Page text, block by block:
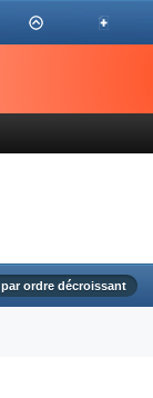
par ordre décroissant